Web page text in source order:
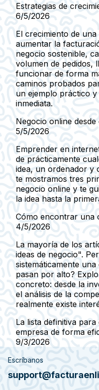
Estrategias de
6/5/2026
El crecimiento de
aumentar la
negocio sostenible,
volumen de pedidos,
funcionar de forma
caminos probados
un ejemplo práctico
inmediata.
Negocio online
5/5/2026
Emprender en
de prácticamente
idea, un ordenador y
te mostramos tres
negocio online y te
la idea hasta la
Cómo encontrar una
4/5/2026
La mayoría de los
ideas de negocio".
sistemáticamente
pasan por alto?
concreto: desde la
el análisis de la
realmente existe
La lista definitiva
empresa de forma
9/3/2026
Escríbanos